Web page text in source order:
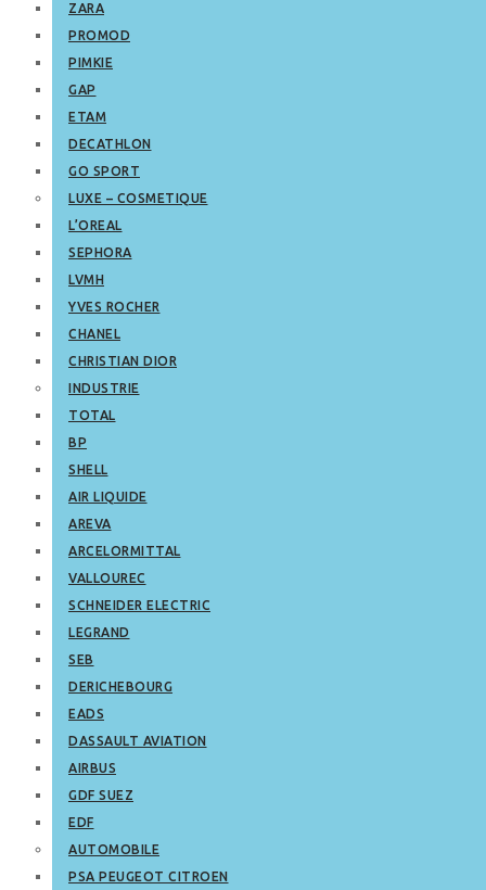
ZARA
PROMOD
PIMKIE
GAP
ETAM
DECATHLON
GO SPORT
LUXE – COSMETIQUE
L’OREAL
SEPHORA
LVMH
YVES ROCHER
CHANEL
CHRISTIAN DIOR
INDUSTRIE
TOTAL
BP
SHELL
AIR LIQUIDE
AREVA
ARCELORMITTAL
VALLOUREC
SCHNEIDER ELECTRIC
LEGRAND
SEB
DERICHEBOURG
EADS
DASSAULT AVIATION
AIRBUS
GDF SUEZ
EDF
AUTOMOBILE
PSA PEUGEOT CITROEN